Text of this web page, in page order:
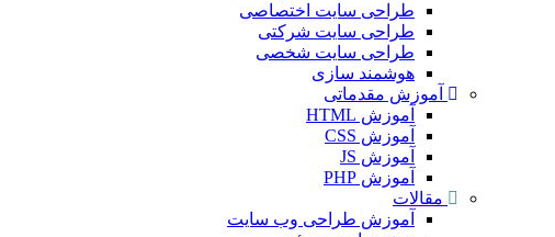
طراحی سایت اختصاصی
طراحی سایت شرکتی
طراحی سایت شخصی
هوشمند سازی
آموزش مقدماتی
آموزش HTML
آموزش CSS
آموزش JS
آموزش PHP
مقالات
آموزش طراحی وب سایت